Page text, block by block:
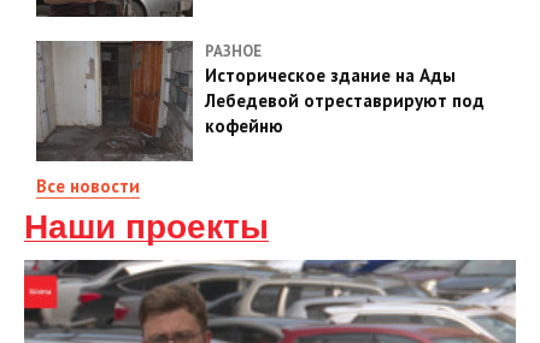
РАЗНОЕ
Историческое здание на Ады
Лебедевой отреставрируют под
кофейню
Все новости
Наши проекты